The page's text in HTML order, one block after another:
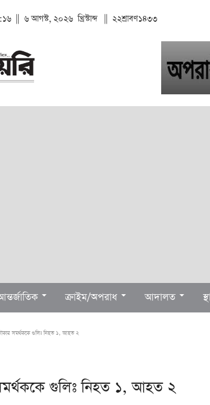
|| ৬ আগস্ট, ২০২৬ খ্রিস্টাব্দ || ২২শ্রাবণ১৪৩৩
ক্রাইম/অপরাধ আদালত
সমর্থককে গুলিঃ নিহত ১, আহত ২
গুলিঃ নিহত ১, আহত ২